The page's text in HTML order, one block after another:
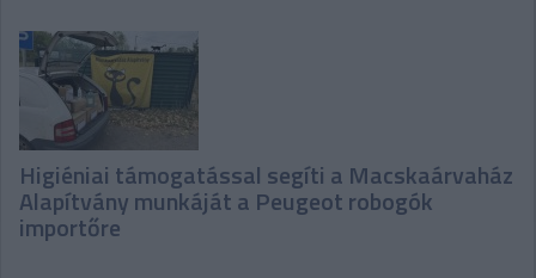
Higiéniai támogatással segíti a Macskaárvaház
Alapítvány munkáját a Peugeot robogók
importőre